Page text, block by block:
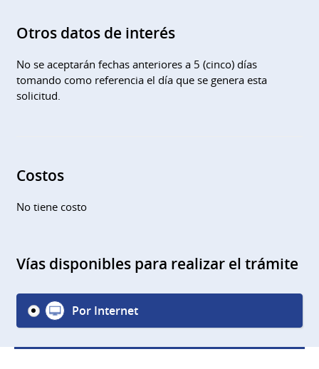
Otros datos de interés
No se aceptarán fechas anteriores a 5 (cinco) días
tomando como referencia el día que se genera esta
solicitud.
Costos
No tiene costo
Vías disponibles para realizar el trámite
Por Internet